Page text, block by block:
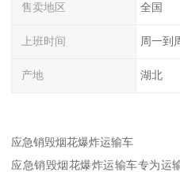
售卖地区 全国
上班时间 周一到
产地 湖北
应急销毁烟花爆炸运输车​
应急销毁烟花爆炸运输车专为运